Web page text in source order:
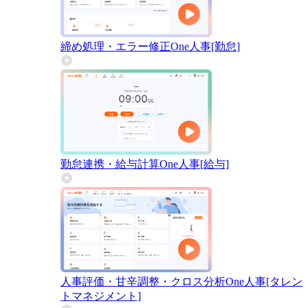
締め処理・エラー修正One人事[勤怠]
勤怠連携・給与計算One人事[給与]
人事評価・甘辛調整・クロス分析One人事[タレン
トマネジメント]